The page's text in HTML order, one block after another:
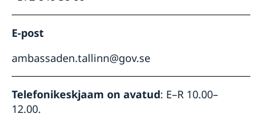
E-post
ambassaden.tallinn@gov.se
Telefonikeskjaam on avatud: E–R 10.00–
12.00.